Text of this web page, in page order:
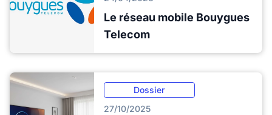
Le réseau mobile Bouygues
Telecom
Dossier
27/10/2025